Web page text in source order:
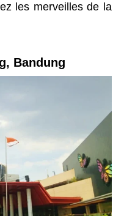
les merveilles de la
Bandung